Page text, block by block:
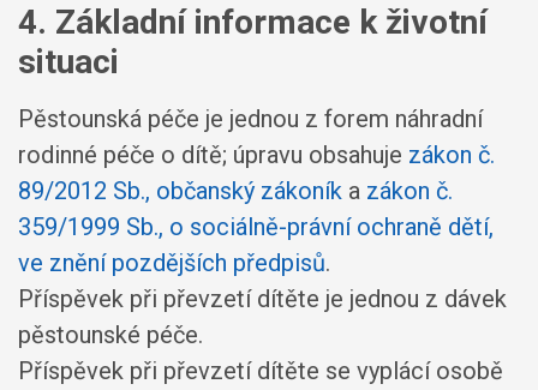
4. Základní informace k životní
situaci
Pěstounská péče je jednou z forem náhradní
rodinné péče o dítě; úpravu obsahuje zákon č.
89/2012 Sb., občanský zákoník a zákon č.
359/1999 Sb., o sociálně-právní ochraně dětí,
ve znění pozdějších předpisů.
Příspěvek při převzetí dítěte je jednou z dávek
pěstounské péče.
Příspěvek při převzetí dítěte se vyplácí osobě